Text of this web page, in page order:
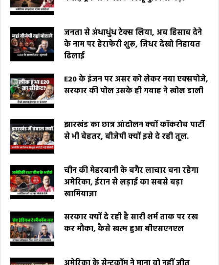
जनता से अंधाधुंध टेक्स लिया, अब हिसाब देने
के नाम पर हेराफेरी शुरू, जिधर देखो निहायत
ढिलाई
E20 के इंजन पर असर को लेकर नया एक्सपोजे,
सरकार की पोल उसके ही गवाह ने खोल डाली
झारखंड का छात्र आंदोलन क्यों कॉकरोच पार्टी
से भी बेहतर, बीजेपी क्यों इसे दे रही तूल.
चीन की मेहरबानी के बगैर लाचार बना रहेगा
अमेरिका, ईरान से लड़ाई का सबसे बड़ा
खामियाजा
सरकार क्यों दे रही है सारी शर्म ताक पर रख
कर मौका, कैसे खत्म हुआ बीएसएनएल